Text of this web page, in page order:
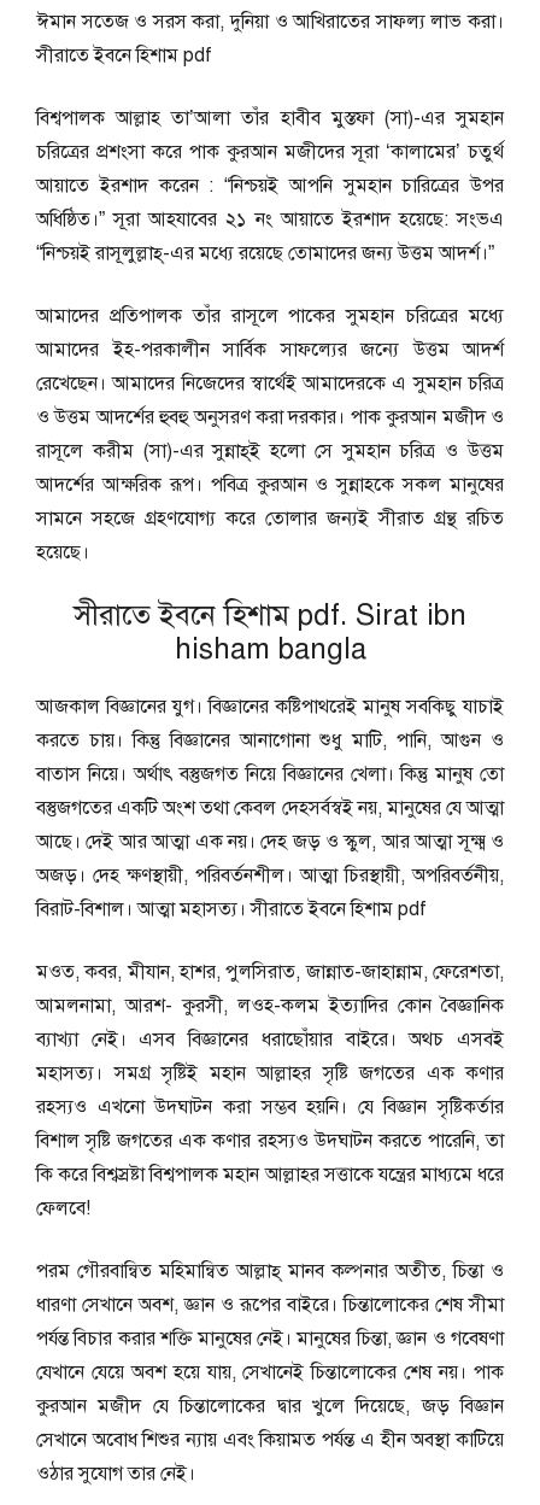
ঈমান সতেজ ও সরস করা, দুনিয়া ও আখিরাতের সাফল্য লাভ করা।
সীরাতে ইবনে হিশাম pdf
বিশ্বপালক আল্লাহ তা’আলা তাঁর হাবীব মুস্তফা (সা)-এর সুমহান
চরিত্রের প্রশংসা করে পাক কুরআন মজীদের সূরা ‘কালামের’ চতুর্থ
আয়াতে ইরশাদ করেন : “নিশ্চয়ই আপনি সুমহান চারিত্রের উপর
অধিষ্ঠিত।” সূরা আহযাবের ২১ নং আয়াতে ইরশাদ হয়েছে: সংভএ
“নিশ্চয়ই রাসূলুল্লাহ্-এর মধ্যে রয়েছে তোমাদের জন্য উত্তম আদর্শ।”
আমাদের প্রতিপালক তাঁর রাসূলে পাকের সুমহান চরিত্রের মধ্যে
আমাদের ইহ-পরকালীন সার্বিক সাফল্যের জন্যে উত্তম আদর্শ
রেখেছেন। আমাদের নিজেদের স্বার্থেই আমাদেরকে এ সুমহান চরিত্র
ও উত্তম আদর্শের হুবহু অনুসরণ করা দরকার। পাক কুরআন মজীদ ও
রাসূলে করীম (সা)-এর সুন্নাহ্ই হলো সে সুমহান চরিত্র ও উত্তম
আদর্শের আক্ষরিক রূপ। পবিত্র কুরআন ও সুন্নাহকে সকল মানুষের
সামনে সহজে গ্রহণযোগ্য করে তোলার জন্যই সীরাত গ্রন্থ রচিত
হয়েছে।
সীরাতে ইবনে হিশাম pdf. Sirat ibn
hisham bangla
আজকাল বিজ্ঞানের যুগ। বিজ্ঞানের কষ্টিপাথরেই মানুষ সবকিছু যাচাই
করতে চায়। কিন্তু বিজ্ঞানের আনাগোনা শুধু মাটি, পানি, আগুন ও
বাতাস নিয়ে। অর্থাৎ বস্তুজগত নিয়ে বিজ্ঞানের খেলা। কিন্তু মানুষ তো
বস্তুজগতের একটি অংশ তথা কেবল দেহসর্বস্বই নয়, মানুষের যে আত্মা
আছে। দেই আর আত্মা এক নয়। দেহ জড় ও স্কুল, আর আত্মা সূক্ষ্ম ও
অজড়। দেহ ক্ষণস্থায়ী, পরিবর্তনশীল। আত্মা চিরস্থায়ী, অপরিবর্তনীয়,
বিরাট-বিশাল। আত্মা মহাসত্য। সীরাতে ইবনে হিশাম pdf
মওত, কবর, মীযান, হাশর, পুলসিরাত, জান্নাত-জাহান্নাম, ফেরেশতা,
আমলনামা, আরশ- কুরসী, লওহ-কলম ইত্যাদির কোন বৈজ্ঞানিক
ব্যাখ্যা নেই। এসব বিজ্ঞানের ধরাছোঁয়ার বাইরে। অথচ এসবই
মহাসত্য। সমগ্র সৃষ্টিই মহান আল্লাহর সৃষ্টি জগতের এক কণার
রহস্যও এখনো উদ্ঘাটন করা সম্ভব হয়নি। যে বিজ্ঞান সৃষ্টিকর্তার
বিশাল সৃষ্টি জগতের এক কণার রহস্যও উদ্ঘাটন করতে পারেনি, তা
কি করে বিশ্বস্রষ্টা বিশ্বপালক মহান আল্লাহর সত্তাকে যন্ত্রের মাধ্যমে ধরে
ফেলবে!
পরম গৌরবান্বিত মহিমান্বিত আল্লাহ্ মানব কল্পনার অতীত, চিন্তা ও
ধারণা সেখানে অবশ, জ্ঞান ও রূপের বাইরে। চিন্তালোকের শেষ সীমা
পর্যন্ত বিচার করার শক্তি মানুষের নেই। মানুষের চিন্তা, জ্ঞান ও গবেষণা
যেখানে যেয়ে অবশ হয়ে যায়, সেখানেই চিন্তালোকের শেষ নয়। পাক
কুরআন মজীদ যে চিন্তালোকের দ্বার খুলে দিয়েছে, জড় বিজ্ঞান
সেখানে অবোধ শিশুর ন্যায় এবং কিয়ামত পর্যন্ত এ হীন অবস্থা কাটিয়ে
ওঠার সুযোগ তার নেই।